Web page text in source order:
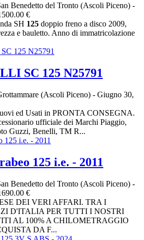
Benedetto del Tronto (Ascoli Piceno) -
€
SH 125 doppio freno a disco 2009,
e bauletto. Anno di immatricolazione
SC 125 N25791
(Ascoli Piceno) - Giugno 30,
ed Usati in PRONTA CONSEGNA.
ufficiale dei Marchi Piaggio,
Guzzi, Benelli, TM R...
125 i.e. - 2011
Benedetto del Tronto (Ascoli Piceno) -
€
DEI VERI AFFARI. TRA I
D'ITALIA PER TUTTI I NOSTRI
AL 100% A CHILOMETRAGGIO
DA F...